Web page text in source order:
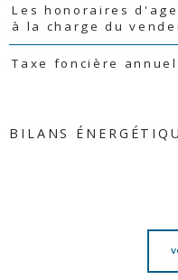
Les honoraires
à la charge du
Taxe foncière
BILANS